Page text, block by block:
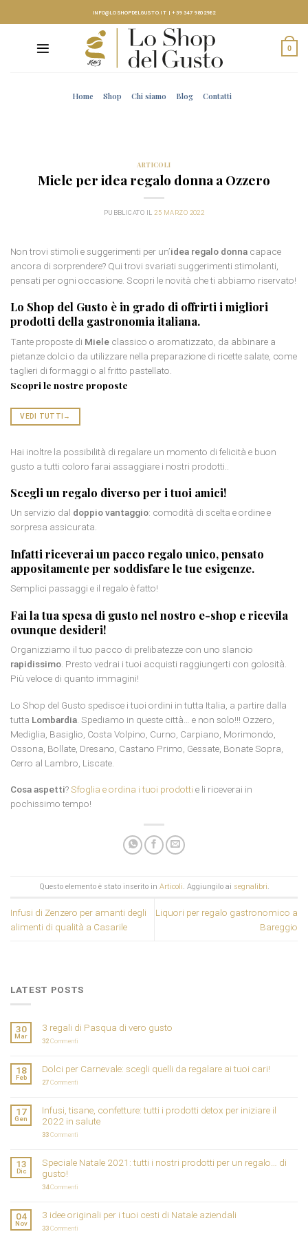
INFO@LOSHOPDELGUSTO.IT |+39 347 9802982
0
Home Shop Chi siamo Blog Contatti
ARTICOLI
Miele per idea regalo donna a Ozzero
PUBBLICATO IL25 MARZO 2022
Non trovi stimoli e suggerimenti per un’idea regalo donna capace
ancora di sorprendere? Qui trovi svariati suggerimenti stimolanti,
pensati per ogni occasione. Scopri le novità che ti abbiamo riservato!
Lo Shop del Gusto è in grado di offrirti i migliori
prodotti della gastronomia italiana.
Tante proposte di Miele classico o aromatizzato, da abbinare a
pietanze dolci o da utilizzare nella preparazione di ricette salate, come
taglieri di formaggi o al fritto pastellato.
Scopri le nostre proposte
VEDI TUTTI →
Hai inoltre la possibilità di regalare un momento di felicità e buon
gusto a tutti coloro farai assaggiare i nostri prodotti..
Scegli un regalo diverso per i tuoi amici!
Un servizio dal doppio vantaggio: comodità di scelta e ordine e
sorpresa assicurata.
Infatti riceverai un pacco regalo unico, pensato
appositamente per soddisfare le tue esigenze.
Semplici passaggi e il regalo è fatto!
Fai la tua spesa di gusto nel nostro e-shop e ricevila
ovunque desideri!
Organizziamo il tuo pacco di prelibatezze con uno slancio
rapidissimo . Presto vedrai i tuoi acquisti raggiungerti con golosità.
Più veloce di quanto immagini!
Lo Shop del Gusto spedisce i tuoi ordini in tutta Italia, a partire dalla
tutta Lombardia . Spediamo in queste città… e non solo!!! Ozzero,
Mediglia, Basiglio, Costa Volpino, Curno, Carpiano, Morimondo,
Ossona, Bollate, Dresano, Castano Primo, Gessate, Bonate Sopra,
Cerro al Lambro, Liscate.
Cosa aspetti?Sfoglia e ordina i tuoi prodotti e li riceverai in
pochissimo tempo!
Questo elemento è stato inserito in Articoli. Aggiungilo ai segnalibri.
Infusi di Zenzero per amanti degli
alimenti di qualità a Casarile
Liquori per regalo gastronomico a
Bareggio
LATEST POSTS
30
Mar
3 regali di Pasqua di vero gusto
32Commenti
18
Feb
Dolci per Carnevale: scegli quelli da regalare ai tuoi cari!
27Commenti
17
Gen
Infusi, tisane, confetture: tutti i prodotti detox per iniziare il
2022 in salute
33Commenti
13
Dic
Speciale Natale 2021: tutti i nostri prodotti per un regalo… di
gusto!
34Commenti
04
Nov
3 idee originali per i tuoi cesti di Natale aziendali
33Commenti